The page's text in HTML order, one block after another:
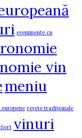
evenimente cu
vin
meniu
rețete tradiționale
fiert vinuri